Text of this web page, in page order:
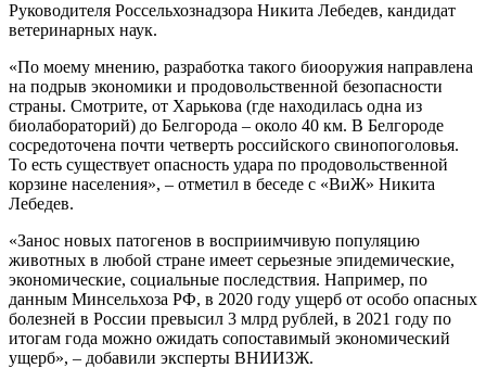
Руководителя Россельхознадзора Никита Лебедев, кандидат
ветеринарных наук.
«По моему мнению, разработка такого биооружия направлена
на подрыв экономики и продовольственной безопасности
страны. Смотрите, от Харькова (где находилась одна из
биолабораторий) до Белгорода – около 40 км. В Белгороде
сосредоточена почти четверть российского свинопоголовья.
То есть существует опасность удара по продовольственной
корзине населения», – отметил в беседе с «ВиЖ» Никита
Лебедев.
«Занос новых патогенов в восприимчивую популяцию
животных в любой стране имеет серьезные эпидемические,
экономические, социальные последствия. Например, по
данным Минсельхоза РФ, в 2020 году ущерб от особо опасных
болезней в России превысил 3 млрд рублей, в 2021 году по
итогам года можно ожидать сопоставимый экономический
ущерб», – добавили эксперты ВНИИЗЖ.